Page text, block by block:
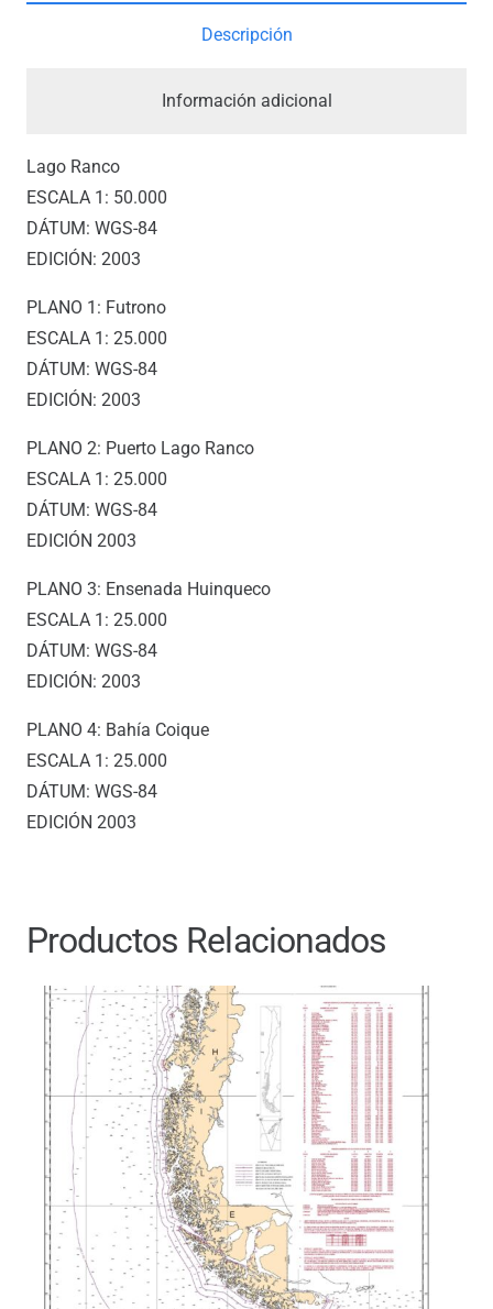
Descripción
Información adicional
Lago Ranco
ESCALA 1: 50.000
DÁTUM: WGS-84
EDICIÓN: 2003
PLANO 1: Futrono
ESCALA 1: 25.000
DÁTUM: WGS-84
EDICIÓN: 2003
PLANO 2: Puerto Lago Ranco
ESCALA 1: 25.000
DÁTUM: WGS-84
EDICIÓN 2003
PLANO 3: Ensenada Huinqueco
ESCALA 1: 25.000
DÁTUM: WGS-84
EDICIÓN: 2003
PLANO 4: Bahía Coique
ESCALA 1: 25.000
DÁTUM: WGS-84
EDICIÓN 2003
Productos Relacionados